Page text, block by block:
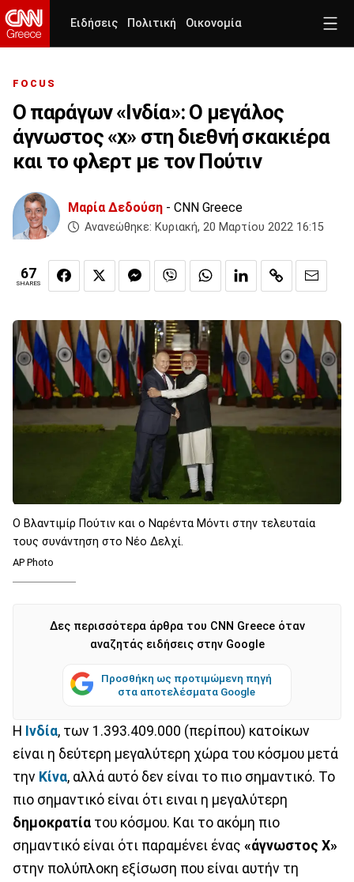
Ειδήσεις Πολιτική Οικονομία
FOCUS
Ο παράγων «Ινδία»: Ο μεγάλος
άγνωστος «x» στη διεθνή σκακιέρα
και το φλερτ με τον Πούτιν
Μαρία Δεδούση - CNN Greece
Ανανεώθηκε: Κυριακή, 20 Μαρτίου 2022 16:15
67
SHARES
Ο Βλαντιμίρ Πούτιν και ο Ναρέντα Μόντι στην τελευταία
τους συνάντηση στο Νέο Δελχί.
ΑP Photo
Δες περισσότερα άρθρα του CNN Greece όταν
αναζητάς ειδήσεις στην Google
Προσθήκη ως προτιμώμενη πηγή
στα αποτελέσματα Google
Η Ινδία, των 1.393.409.000 (περίπου) κατοίκων
είναι η δεύτερη μεγαλύτερη χώρα του κόσμου μετά
την Κίνα, αλλά αυτό δεν είναι το πιο σημαντικό. Το
πιο σημαντικό είναι ότι ειναι η μεγαλύτερη
δημοκρατία του κόσμου. Και το ακόμη πιο
σημαντικό είναι ότι παραμένει ένας «άγνωστος Χ»
στην πολύπλοκη εξίσωση που είναι αυτήν τη